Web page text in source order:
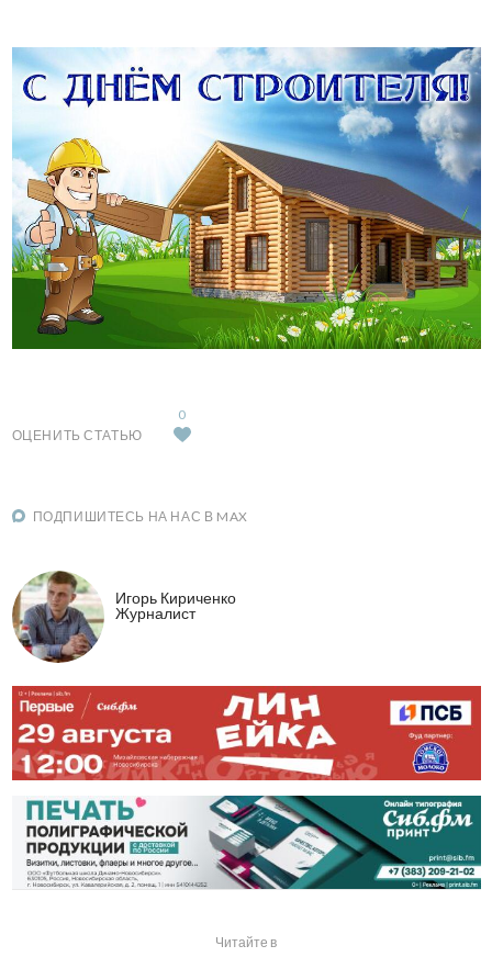
ОЦЕНИТЬ СТАТЬЮ
0
ПОДПИШИТЕСЬ НА НАС В MAX
Игорь Кириченко
Журналист
Читайте в